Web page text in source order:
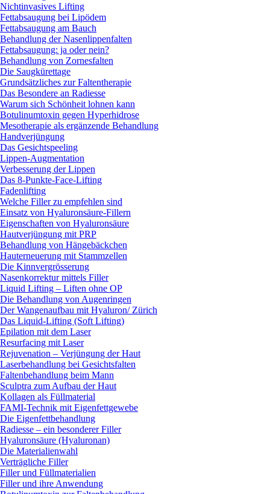
Nichtinvasives Lifting
Fettabsaugung bei Lipödem
Fettabsaugung am Bauch
Behandlung der Nasenlippenfalten
Fettabsaugung: ja oder nein?
Behandlung von Zornesfalten
Die Saugkürettage
Grundsätzliches zur Faltentherapie
Das Besondere an Radiesse
Warum sich Schönheit lohnen kann
Botulinumtoxin gegen Hyperhidrose
Mesotherapie als ergänzende Behandlung
Handverjüngung
Das Gesichtspeeling
Lippen-Augmentation
Verbesserung der Lippen
Das 8-Punkte-Face-Lifting
Fadenlifting
Welche Filler zu empfehlen sind
Einsatz von Hyaluronsäure-Fillern
Eigenschaften von Hyaluronsäure
Hautverjüngung mit PRP
Behandlung von Hängebäckchen
Hauterneuerung mit Stammzellen
Die Kinnvergrösserung
Nasenkorrektur mittels Filler
Liquid Lifting – Liften ohne OP
Die Behandlung von Augenringen
Der Wangenaufbau mit Hyaluron/ Zürich
Das Liquid-Lifting (Soft Lifting)
Epilation mit dem Laser
Resurfacing mit Laser
Rejuvenation – Verjüngung der Haut
Laserbehandlung bei Gesichtsfalten
Faltenbehandlung beim Mann
Sculptra zum Aufbau der Haut
Kollagen als Füllmaterial
FAMI-Technik mit Eigenfettgewebe
Die Eigenfettbehandlung
Radiesse – ein besonderer Filler
Hyaluronsäure (Hyaluronan)
Die Materialienwahl
Verträgliche Filler
Filler und Füllmaterialien
Filler und ihre Anwendung